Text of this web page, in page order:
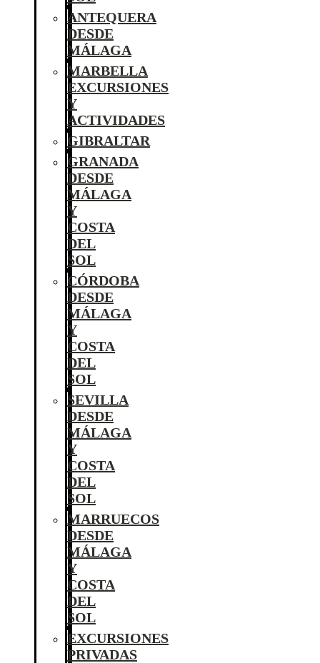
ANTEQUERA
DESDE
MÁLAGA
MARBELLA
EXCURSIONES
Y
ACTIVIDADES
GIBRALTAR
GRANADA
DESDE
MÁLAGA
Y
COSTA
DEL
SOL
CÓRDOBA
DESDE
MÁLAGA
Y
COSTA
DEL
SOL
SEVILLA
DESDE
MÁLAGA
Y
COSTA
DEL
SOL
MARRUECOS
DESDE
MÁLAGA
Y
COSTA
DEL
SOL
EXCURSIONES
PRIVADAS